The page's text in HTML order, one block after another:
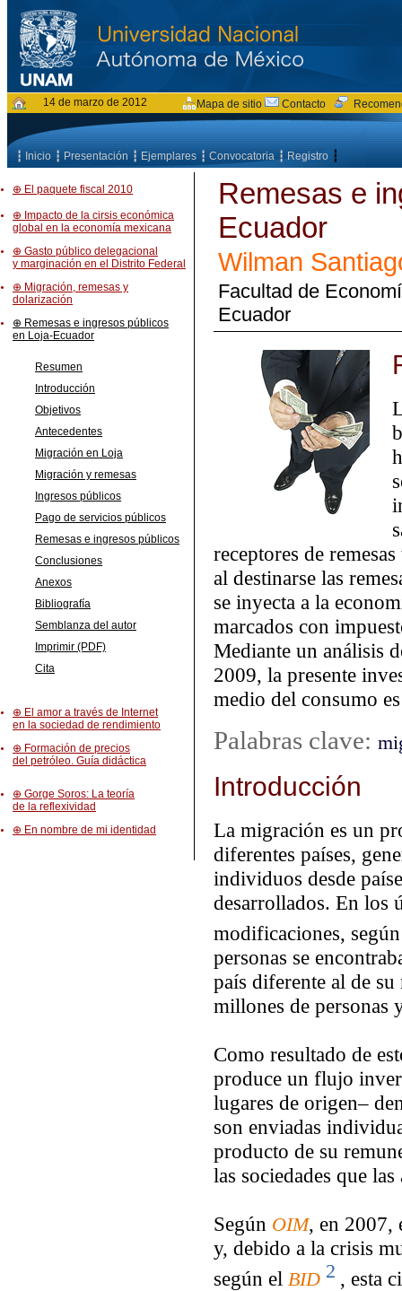
14 de marzo de 2012 Mapa de sitio Contacto
┇ Inicio ┇ Presentación ┇ Ejemplares ┇ Convocatoria ┇ Registro ┇
⊕ El paquete fiscal 2010
⊕ Impacto de la cirsis económica
global en la economía mexicana
⊕ Gasto público delegacional
y marginación en el Distrito Federal
⊕ Migración, remesas y
dolarización
⊕ Remesas e ingresos públicos
en Loja-Ecuador
Resumen
Introducción
Objetivos
Antecedentes
Migración en Loja
Migración y remesas
Ingresos públicos
Pago de servicios públicos
Remesas e ingresos públicos
Conclusiones
Anexos
Bibliografía
Semblanza del autor
Imprimir (PDF)
Cita
⊕ El amor a través de Internet
en la sociedad de rendimiento
⊕ Formación de precios
del petróleo. Guía didáctica
⊕ Gorge Soros: La teoría
de la reflexividad
⊕ En nombre de mi identidad
Remesas e
Ecuador
Wilman
Facultad de
Ecuador
receptores de
al destinarse las
se inyecta a la
marcados con
Mediante un análisis
2009, la presente
medio del consumo
Palabras clave:
Introducción
La migración es un
diferentes países,
individuos desde
desarrollados. En los
modificaciones, según
personas se
país diferente al de
millones de personas
Como resultado de
produce un flujo
lugares de origen–
son enviadas
producto de su
las sociedades que las
Según OIM, en 2007,
y, debido a la crisis
según el BID 2 , esta